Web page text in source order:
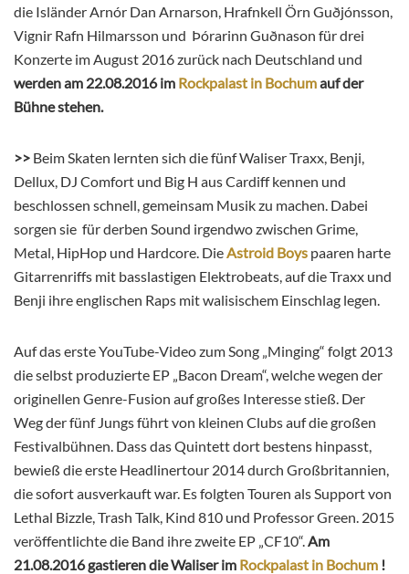
die Isländer Arnór Dan Arnarson, Hrafnkell Örn Guðjónsson,
Vignir Rafn Hilmarsson und Þórarinn Guðnason für drei
Konzerte im August 2016 zurück nach Deutschland und
werden am 22.08.2016 im Rockpalast in Bochumauf der
Bühne stehen.
>> Beim Skaten lernten sich die fünf Waliser Traxx, Benji,
Dellux, DJ Comfort und Big H aus Cardiff kennen und
beschlossen schnell, gemeinsam Musik zu machen. Dabei
sorgen sie für derben Sound irgendwo zwischen Grime,
Metal, HipHop und Hardcore. Die Astroid Boys paaren harte
Gitarrenriffs mit basslastigen Elektrobeats, auf die Traxx und
Benji ihre englischen Raps mit walisischem Einschlag legen.
Auf das erste YouTube-Video zum Song „Minging“ folgt 2013
die selbst produzierte EP „Bacon Dream“, welche wegen der
originellen Genre-Fusion auf großes Interesse stieß. Der
Weg der fünf Jungs führt von kleinen Clubs auf die großen
Festivalbühnen. Dass das Quintett dort bestens hinpasst,
bewieß die erste Headlinertour 2014 durch Großbritannien,
die sofort ausverkauft war. Es folgten Touren als Support von
Lethal Bizzle, Trash Talk, Kind 810 und Professor Green. 2015
veröffentlichte die Band ihre zweite EP „CF10“. Am
21.08.2016 gastieren die Waliser im Rockpalast in Bochum !